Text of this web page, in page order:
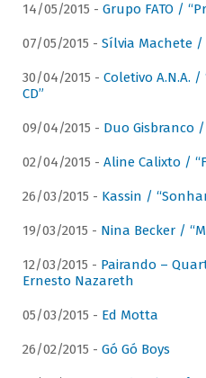
14/05/2015 - Grupo FATO /
07/05/2015 - Sílvia Machete /
30/04/2015 - Coletivo A.N.A.
CD”
09/04/2015 - Duo Gisbranco
02/04/2015 - Aline Calixto /
26/03/2015 - Kassin /
19/03/2015 - Nina Becker /
12/03/2015 - Pairando –
Ernesto Nazareth
05/03/2015 - Ed Motta
26/02/2015 - Gó Gó Boys